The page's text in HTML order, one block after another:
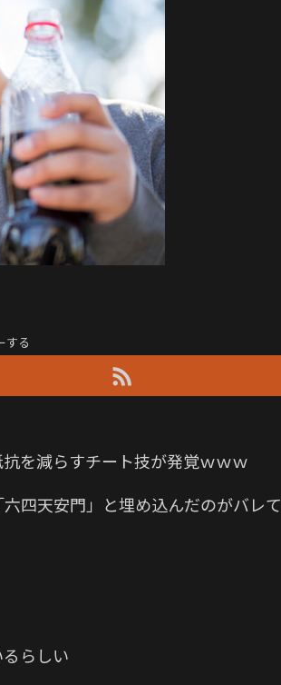
する
を減らすチート技が発覚ｗｗｗ
四天安門」と埋め込んだのがバレて
らしい